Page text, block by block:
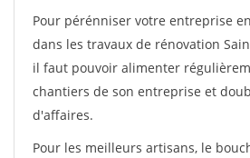
Pour pérénniser votre entreprise
dans les travaux de rénovation
il faut pouvoir alimenter
chantiers de son entreprise et
d'affaires.
Pour les meilleurs artisans, le